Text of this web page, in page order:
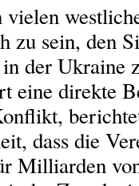
zu sein, den
der Ukraine
eine direkte
dass die
Milliarden